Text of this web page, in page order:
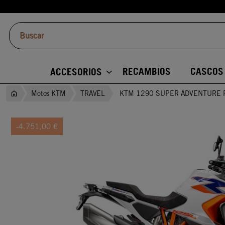
ACCESORIOS RECAMBIOS CASCOS
Motos KTM TRAVEL KTM 1290 SUPER ADVENTURE
-4.751,00 €